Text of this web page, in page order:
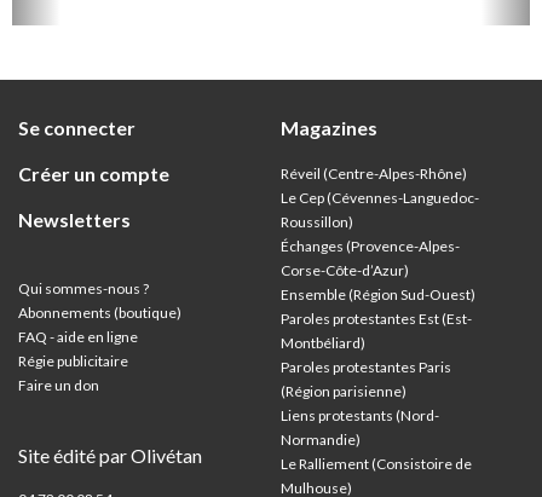
Se connecter
Créer un compte
Newsletters
Qui sommes-nous ?
Abonnements (boutique)
FAQ - aide en ligne
Régie publicitaire
Faire un don
Site édité par Olivétan
Magazines
Réveil (Centre-Alpes-Rhône)
Le Cep (Cévennes-Languedoc-
Roussillon)
Échanges (Provence-Alpes-
Corse-Côte-d’Azur)
Ensemble (Région Sud-Ouest)
Paroles protestantes Est (Est-
Montbéliard)
Paroles protestantes Paris
(Région parisienne)
Liens protestants (Nord-
Normandie)
Le Ralliement (Consistoire de
Mulhouse)